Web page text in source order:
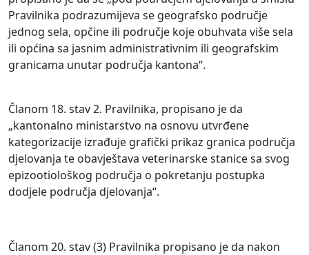
Pravilnika podrazumijeva se geografsko područje
jednog sela, opčine ili područje koje obuhvata više sela
ili općina sa jasnim administrativnim ili geografskim
granicama unutar područja kantona“.
Članom 18. stav 2. Pravilnika, propisano je da
„kantonalno ministarstvo na osnovu utvrđene
kategorizacije izrađuje grafički prikaz granica područja
djelovanja te obavještava veterinarske stanice sa svog
epizootiološkog područja o pokretanju postupka
dodjele područja djelovanja“.
Članom 20. stav (3) Pravilnika propisano je da nakon